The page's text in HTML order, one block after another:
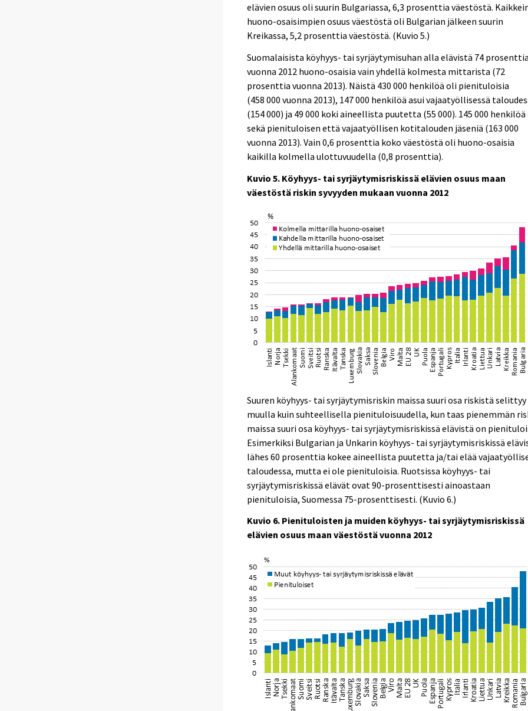
elävien osuus oli suurin Bulgariassa, 6,3 prosenttia väestöstä.
huono-osaisimpien osuus väestöstä oli Bulgarian jälkeen suurin
Kreikassa, 5,2 prosenttia väestöstä. (Kuvio 5.)
Suomalaisista köyhyys- tai syrjäytymisuhan alla elävistä 74
vuonna 2012 huono-osaisia vain yhdellä kolmesta mittarista (72
prosenttia vuonna 2013). Näistä 430 000 henkilöä oli pienituloisia
(458 000 vuonna 2013), 147 000 henkilöä asui vajaatyöllisessä
(154 000) ja 49 000 koki aineellista puutetta (55 000). 145 000
sekä pienituloisen että vajaatyöllisen kotitalouden jäseniä (163 000
vuonna 2013). Vain 0,6 prosenttia koko väestöstä oli huono-osaisia
kaikilla kolmella ulottuvuudella (0,8 prosenttia).
Kuvio 5. Köyhyys- tai syrjäytymisriskissä elävien osuus maan
väestöstä riskin syvyyden mukaan vuonna 2012
Suuren köyhyys- tai syrjäytymisriskin maissa suuri osa riskistä selittyy
muulla kuin suhteellisella pienituloisuudella, kun taas pienemmän
maissa suuri osa köyhyys- tai syrjäytymisriskissä elävistä on
Esimerkiksi Bulgarian ja Unkarin köyhyys- tai syrjäytymisriskissä
lähes 60 prosenttia kokee aineellista puutetta ja/tai elää
taloudessa, mutta ei ole pienituloisia. Ruotsissa köyhyys- tai
syrjäytymisriskissä elävät ovat 90-prosenttisesti ainoastaan
pienituloisia, Suomessa 75-prosenttisesti. (Kuvio 6.)
Kuvio 6. Pienituloisten ja muiden köyhyys- tai syrjäytymisriskissä
elävien osuus maan väestöstä vuonna 2012